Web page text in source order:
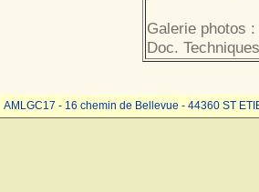
Galerie photos :
Doc.
AMLGC17 - 16 chemin de Bellevue - 44360 ST